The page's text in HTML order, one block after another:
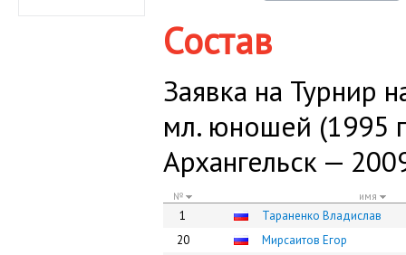
Состав
Заявка на Турнир
мл. юношей (1995
Архангельск —
№ имя
1
Тараненко Владислав
20
Мирсаитов Егор